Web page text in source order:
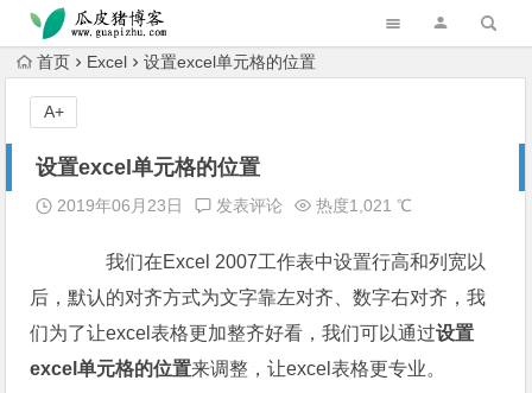
跳转到主内容
首页 Excel 设置excel单元格的位置
设置excel单元格的位置
2019年06月23日 发表评论 热度1,021 ℃
我们在Excel 2007工作表中设置行高和列宽以
后，默认的对齐方式为文字靠左对齐、数字右对齐，我
们为了让excel表格更加整齐好看，我们可以通过设置
excel单元格的位置来调整，让excel表格更专业。
A+